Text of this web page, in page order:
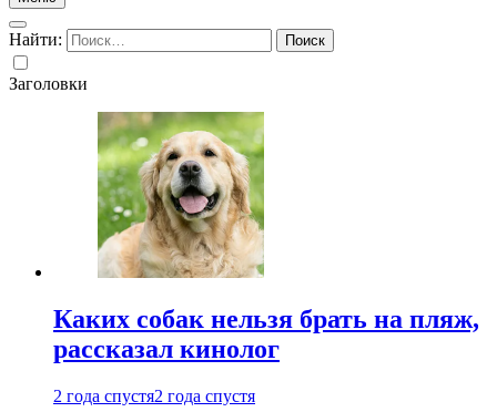
Найти:
Заголовки
Каких собак нельзя брать на пляж,
рассказал кинолог
2 года спустя2 года спустя